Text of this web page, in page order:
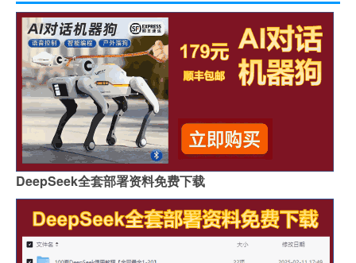
DeepSeek全套部署资料免费下载